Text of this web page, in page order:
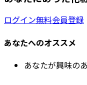
ログイン無料会員登録
あなたへのオススメ
あなたが興味の